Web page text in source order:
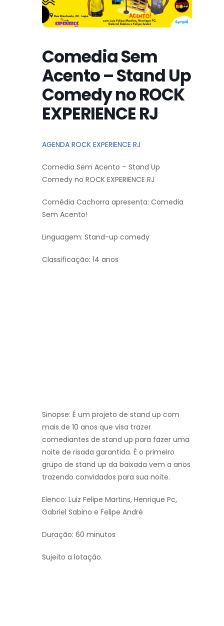
Comedia Sem
Acento – Stand Up
Comedy no ROCK
EXPERIENCE RJ
AGENDA ROCK EXPERIENCE RJ
Comedia Sem Acento – Stand Up
Comedy no ROCK EXPERIENCE RJ
Comédia Cachorra apresenta: Comedia
Sem Acento!
Linguagem: Stand-up comedy
Classificação: 14 anos
Sinopse: É um projeto de stand up com
mais de 10 anos que visa trazer
comediantes de stand up para fazer uma
noite de risada garantida. É o primeiro
grupo de stand up da baixada vem a anos
trazendo convidados para sua noite.
Elenco: Luiz Felipe Martins, Henrique Pc,
Gabriel Sabino e Felipe André
Duração: 60 minutos
Sujeito a lotação.